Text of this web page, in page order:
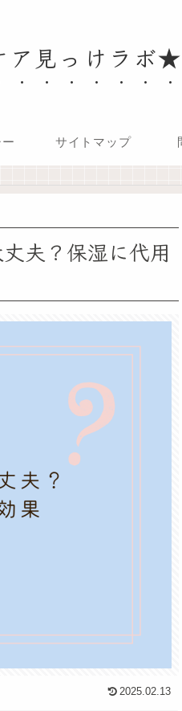
ア見っけラボ★
サイトマップ
夫？保湿に代用
2025.02.13